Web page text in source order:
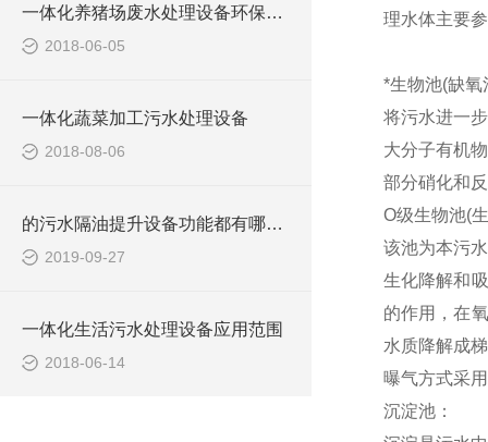
一体化养猪场废水处理设备环保局新要求
2018-06-05
一体化蔬菜加工污水处理设备
2018-08-06
的污水隔油提升设备功能都有哪些？
2019-09-27
一体化生活污水处理设备应用范围
2018-06-14
理水体主要
*生物池(缺氧
将污水进一
大分子有机
部分硝化和
O级生物池(
该池为本污
生化降解和
的作用，在
水质降解成
曝气方式采
沉淀池：